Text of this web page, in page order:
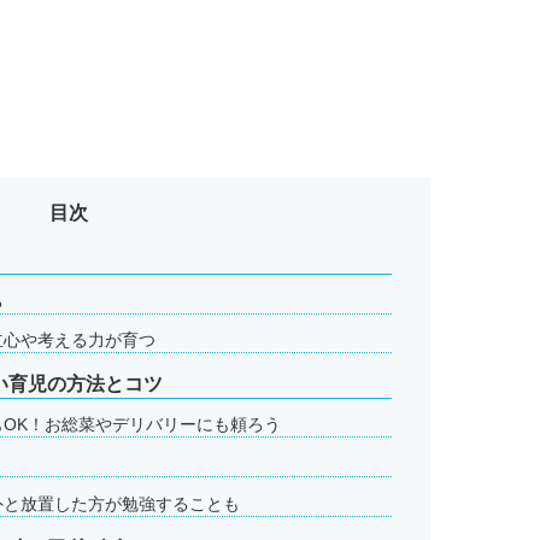
目次
や考える力が育つ
育児の方法とコツ
！お総菜やデリバリーにも頼ろう
放置した方が勉強することも